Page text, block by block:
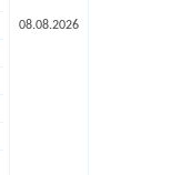
08.08.2026